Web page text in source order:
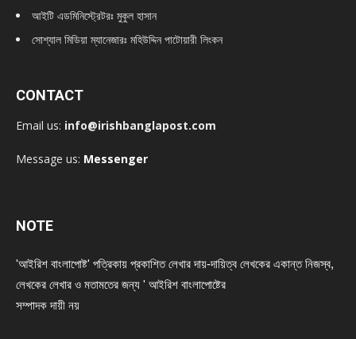
আইটি এডমিনিস্ট্রেটরঃ মুকুল হাসান
সোশ্যাল মিডিয়া ম্যানেজারঃ মহিউদ্দিন পাটোয়ারী লিংকন
CONTACT
Email us: info@irishbanglapost.com
Message us: Messenger
NOTE
'আইরিশ বাংলাপোষ্ট' পত্রিকায় প্রকাশিত লেখার দায়-দায়িত্ব লেখকের একান্ত নিজস্ব,
লেখকের লেখার ও মতামতের জন্য ' আইরিশ বাংলাপোষ্টের
সম্পাদক দায়ী নয়